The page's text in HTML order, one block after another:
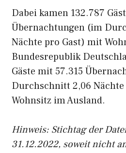
Dabei kamen 132.787
Übernachtungen (im
Nächte pro Gast) mit
Bundesrepublik
Gäste mit 57.315
Durchschnitt 2,06
Wohnsitz im Ausland.
Hinweis: Stichtag der
31.12.2022, soweit nicht